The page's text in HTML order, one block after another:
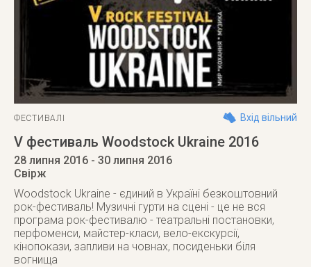
ФЕСТИВАЛІ Вхід вільний
V фестиваль Woodstock Ukraine 2016
28 липня 2016 - 30 липня 2016
Свірж
Woodstock Ukraine - єдиний в Україні безкоштовний
рок-фестиваль! Музичні гурти на сцені - це не вся
програма рок-фестивалю - театральні постановки,
перфоменси, майстер-класи, вело-екскурсії,
кінопокази, запливи на човнах, посиденьки біля
вогнища